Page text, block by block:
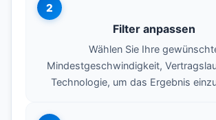
2
Filter anpassen
Wählen Sie Ihre
Mindestgeschwindigkeit,
Technologie, um das Ergebnis